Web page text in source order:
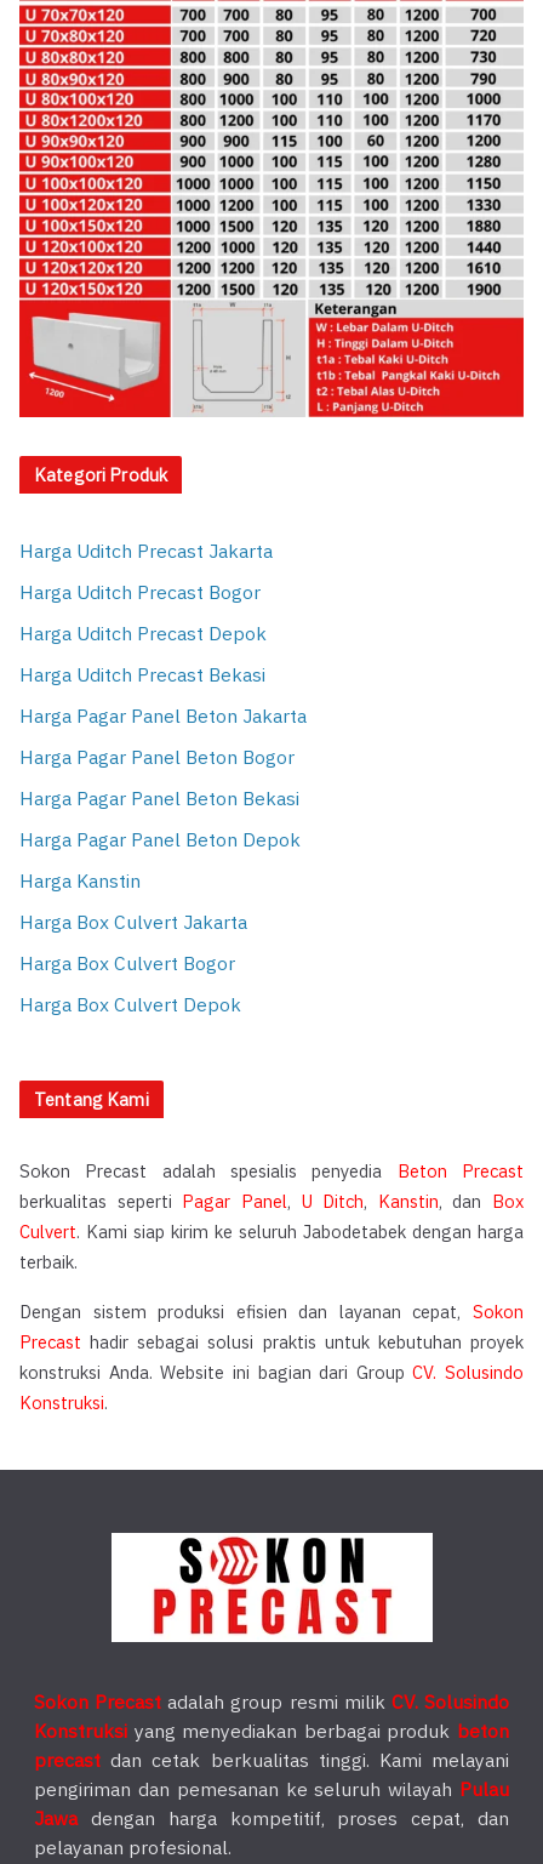
Kategori Produk
Harga Uditch Precast Jakarta
Harga Uditch Precast Bogor
Harga Uditch Precast Depok
Harga Uditch Precast Bekasi
Harga Pagar Panel Beton Jakarta
Harga Pagar Panel Beton Bogor
Harga Pagar Panel Beton Bekasi
Harga Pagar Panel Beton Depok
Harga Kanstin
Harga Box Culvert Jakarta
Harga Box Culvert Bogor
Harga Box Culvert Depok
Tentang Kami
Sokon Precast adalah spesialis penyedia Beton Precast
berkualitas seperti Pagar Panel, U Ditch, Kanstin, dan Box
Culvert. Kami siap kirim ke seluruh Jabodetabek dengan harga
terbaik.
Dengan sistem produksi efisien dan layanan cepat, Sokon
Precast hadir sebagai solusi praktis untuk kebutuhan proyek
konstruksi Anda. Website ini bagian dari GroupCV. Solusindo
Konstruksi.
Sokon Precast adalah group resmi milik CV. Solusindo
Konstruksi yang menyediakan berbagai produk beton
precast dan cetak berkualitas tinggi. Kami melayani
pengiriman dan pemesanan ke seluruh wilayah Pulau
Jawadengan harga kompetitif, proses cepat, dan
pelayanan profesional.